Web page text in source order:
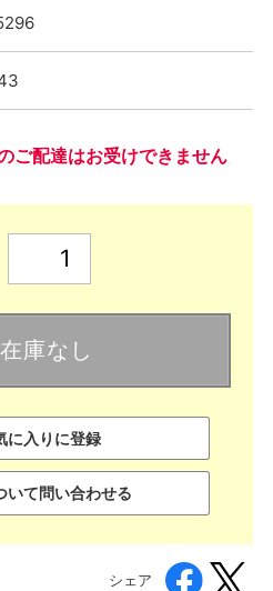
ご配達はお受けできません
在庫なし
に入りに登録
いて問い合わせる
シェア